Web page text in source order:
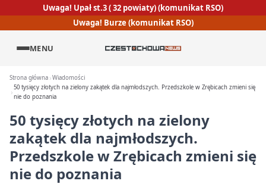
Uwaga! Upał st.3 ( 32 powiaty) (komunikat RSO)
Uwaga! Burze (komunikat RSO)
MENU
Strona główna Wiadomości
50 tysięcy złotych na zielony zakątek dla najmłodszych. Przedszkole w Zrębicach zmieni się
nie do poznania
50 tysięcy złotych na zielony
zakątek dla najmłodszych.
Przedszkole w Zrębicach zmieni się
nie do poznania